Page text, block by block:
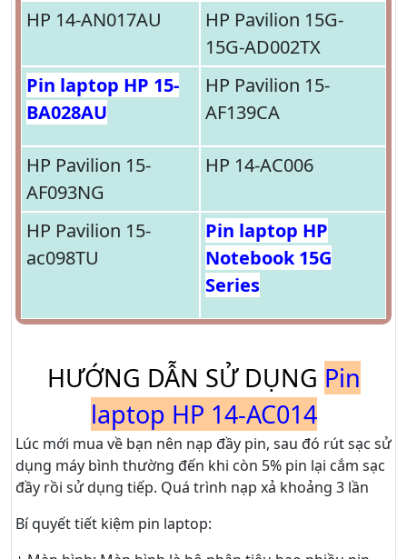
HP 14-AN017AU
HP Pavilion 15G-
15G-AD002TX
Pin laptop HP 15-
BA028AU
HP Pavilion 15-
AF139CA
HP Pavilion 15-
AF093NG
HP 14-AC006
HP Pavilion 15-
ac098TU
Pin laptop HP
Notebook 15G
Series
HƯỚNG DẪN SỬ DỤNG Pin
laptop HP 14-AC014
Lúc mới mua về bạn nên nạp đầy pin, sau đó rút sạc sử
dụng máy bình thường đến khi còn 5% pin lại cắm sạc
đầy rồi sử dụng tiếp. Quá trình nạp xả khoảng 3 lần
Bí quyết tiết kiệm pin laptop: